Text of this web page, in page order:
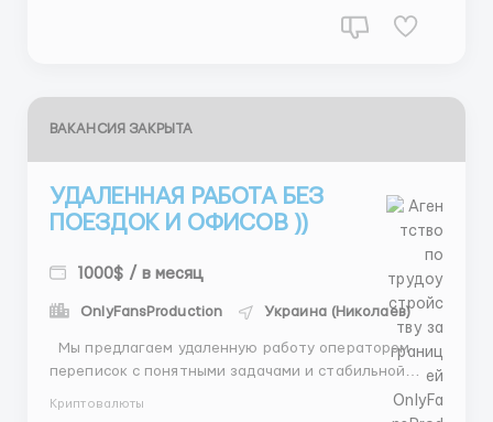
ВАКАНСИЯ ЗАКРЫТА
УДАЛЕННАЯ РАБОТА БЕЗ
ПОЕЗДОК И ОФИСОВ ))
1000$ / в месяц
OnlyFansProduction Украина (Николаев)
переписок с понятными задачами и стабильной
Криптовалюты